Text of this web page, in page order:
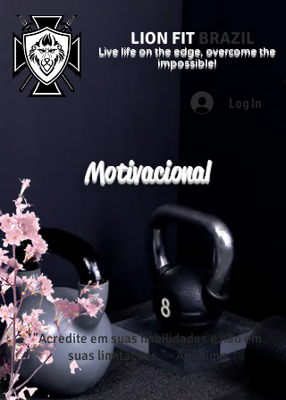
LION FIT BRAZIL
Live life on the edge, overcome the
impossible!
Log In
Motivacional
"Acredite em suas habilidades e não em
suas limitações." - Anônimo